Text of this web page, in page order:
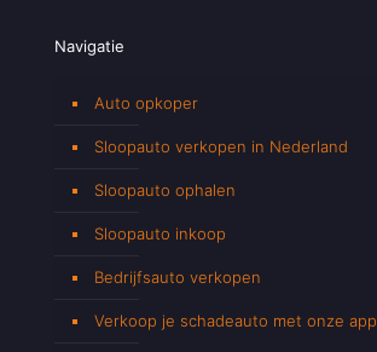
Navigatie
Auto opkoper
Sloopauto verkopen in Nederland
Sloopauto ophalen
Sloopauto inkoop
Bedrijfsauto verkopen
Verkoop je schadeauto met onze app